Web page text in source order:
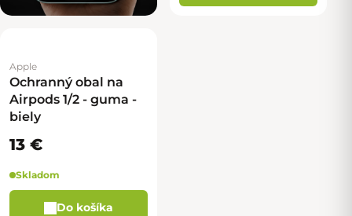
Apple
Ochranný obal na
Airpods 1/2 - guma -
biely
13 €
Skladom
Do košíka